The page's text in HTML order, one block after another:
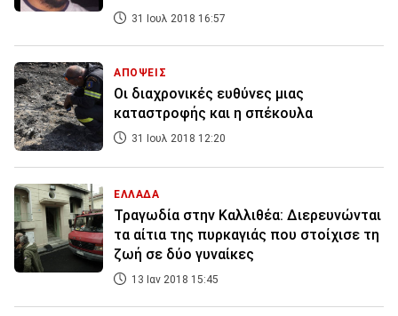
31 Ιουλ 2018 16:57
ΑΠΟΨΕΙΣ
Οι διαχρονικές ευθύνες μιας
καταστροφής και η σπέκουλα
31 Ιουλ 2018 12:20
ΕΛΛΑΔΑ
Τραγωδία στην Καλλιθέα: Διερευνώνται
τα αίτια της πυρκαγιάς που στοίχισε τη
ζωή σε δύο γυναίκες
13 Ιαν 2018 15:45